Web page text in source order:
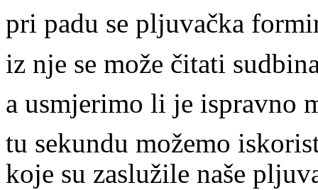
pri padu se pljuvačka
iz nje se može čitati
a usmjerimo li je ispravno
tu sekundu možemo
koje su zaslužile naše